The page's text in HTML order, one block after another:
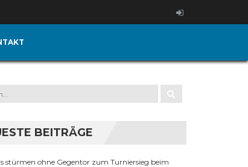
BEITRÄGE
stürmen ohne Gegentor zum Turniersieg beim